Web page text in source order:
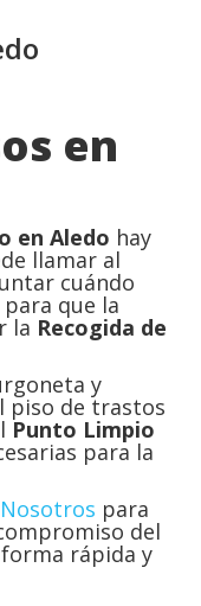
en
en Aledo hay
llamar al
cuándo
que la
la Recogida de
y
piso de trastos
Punto Limpio
para la
para
del
rápida y